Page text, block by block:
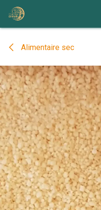
Se rendre au contenu
Alimentaire sec